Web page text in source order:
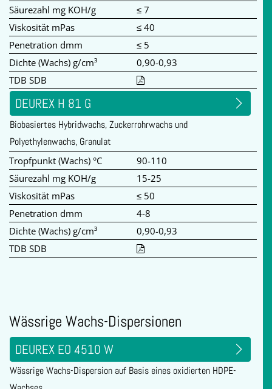
Säurezahl mg KOH/g
≤ 7
Viskosität mPas
≤ 40
Penetration dmm
≤ 5
Dichte (Wachs) g/cm³
0,90-0,93
TDB SDB
DEUREX H 81 G
Biobasiertes Hybridwachs, Zuckerrohrwachs und
Polyethylenwachs, Granulat
Tropfpunkt (Wachs) °C
90-110
Säurezahl mg KOH/g
15-25
Viskosität mPas
≤ 50
Penetration dmm
4-8
Dichte (Wachs) g/cm³
0,90-0,93
TDB SDB
Wässrige Wachs-Dispersionen
DEUREX EO 4510 W
Wässrige Wachs-Dispersion auf Basis eines oxidierten HDPE-